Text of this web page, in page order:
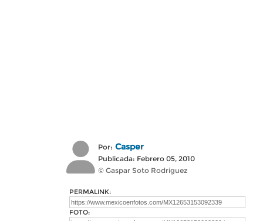
Por: Casper
Publicada: Febrero 05, 2010
© Gaspar Soto Rodriguez
PERMALINK:
FOTO: